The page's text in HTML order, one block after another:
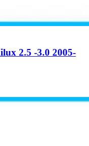
2.5 -3.0 2005-